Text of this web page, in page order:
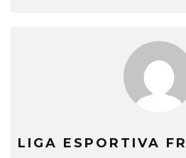
LIGA ESPORTIVA